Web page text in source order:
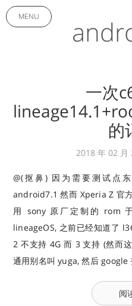
MENU
一次
的
2018 年 02 月
@(抠鼻) 因为需要测试点
android7.1 然而 Xperia Z 官
用 sony 原厂定制的 rom
lineageOS, 之前已经知道了
2 不支持 4G 而 3 支持 (然而
通用别名叫 yuga, 然后 google
阅